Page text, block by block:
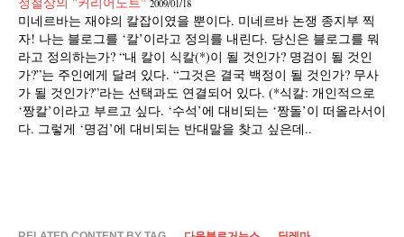
2009/01/18
미네르바는 재야의 칼잡이였을 뿐이다. 미네르바 논쟁 종지부 찍
자! 나는 블로그를 ‘칼’이라고 정의를 내린다. 당신은 블로그를 뭐
라고 정의하는가? “내 칼이 식칼(*)이 될 것인가? 명검이 될 것인
가?”는 주인에게 달려 있다. “그것은 결국 백정이 될 것인가? 무사
가 될 것인가?”라는 선택과도 연결되어 있다. (*식칼: 개인적으로
‘짱칼’이라고 부르고 싶다. ‘수석’에 대비되는 ‘짱돌’이 떠올라서이
다. 그렇게 ‘명검’에 대비되는 반대말을 찾고 싶은데..